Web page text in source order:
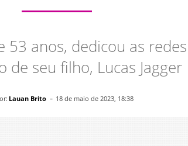
53 anos, dedicou as
de seu filho, Lucas Jagger
Lauan Brito - 18 de maio de 2023, 18:38